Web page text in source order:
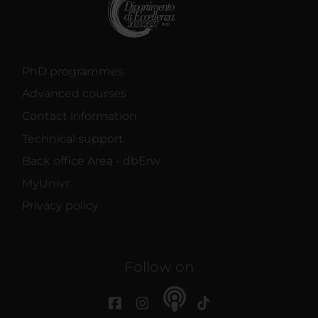
PhD programmes
Advanced courses
Contact information
Technical support
Back office Area - dbErw
MyUnivr
Privacy policy
Follow on